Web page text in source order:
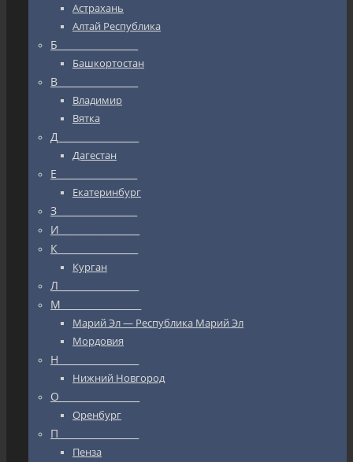
Астрахань
Алтай Республика
Б_________________
Башкортостан
В_________________
Владимир
Вятка
Д_________________
Дагестан
Е_________________
Екатеринбург
З_________________
И_________________
К_________________
Курган
Л_________________
М_________________
Марий Эл — Республика Марий Эл
Мордовия
Н_________________
Нижний Новгород
О_________________
Оренбург
П_________________
Пенза